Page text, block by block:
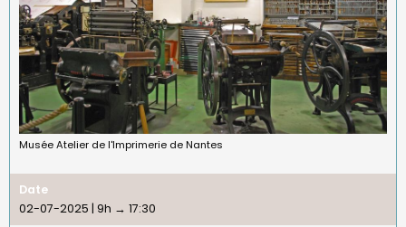
Musée Atelier de l'Imprimerie de Nantes
Date
02-07-2025 | 9h → 17:30